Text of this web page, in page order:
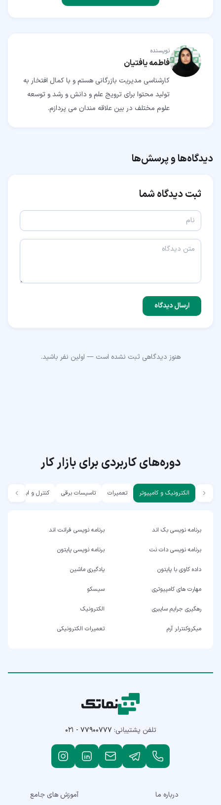
نویسنده
فاطمه یافتیان
کارشناسی مدیریت بازرگانی هستم و با کمال افتخار به
تولید محتوا برای ترویج علم و دانش و رشد و توسعه
علوم مختلف در بین علاقه مندان می پردازم.
دیدگاه‌ها و پرسش‌ها
ثبت دیدگاه شما
ارسال دیدگاه
هنوز دیدگاهی ثبت نشده است — اولین نفر باشید.
دوره‌های کاربردی برای بازار کار
الکترونیک و کامپیوتر تعمیرات تاسیسات برقی کنترل و ابزار دقیق
برنامه نویسی بک اند برنامه نویسی فرانت اند
برنامه نویسی دات نت برنامه نویسی پایتون
داده کاوی با پایتون یادگیری ماشین
مهارت های کامپیوتری سیسکو
رهگیری جرایم سایبری الکترونیک
میکروکنترلر آرم تعمیرات الکترونیکی
تلفن پشتیبانی: ۰۲۱ - ۷۷۹۰۰۷۷۷
درباره ما
آموزش های جامع